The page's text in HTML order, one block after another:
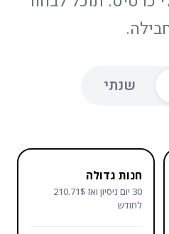
שנתי
חנות גדולה
30 יום ניסיון ואז 210.71$
לחודש